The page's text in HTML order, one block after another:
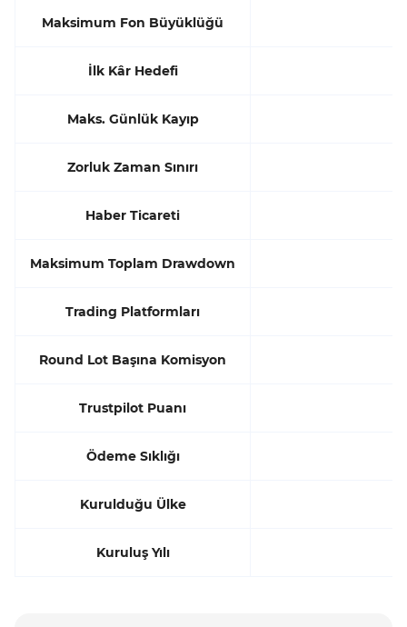
Maksimum Fon Büyüklüğü
İlk Kâr Hedefi
Maks. Günlük Kayıp
Zorluk Zaman Sınırı
Haber Ticareti
Maksimum Toplam Drawdown
Trading Platformları
Round Lot Başına Komisyon
Trustpilot Puanı
Ödeme Sıklığı
Kurulduğu Ülke
Kuruluş Yılı